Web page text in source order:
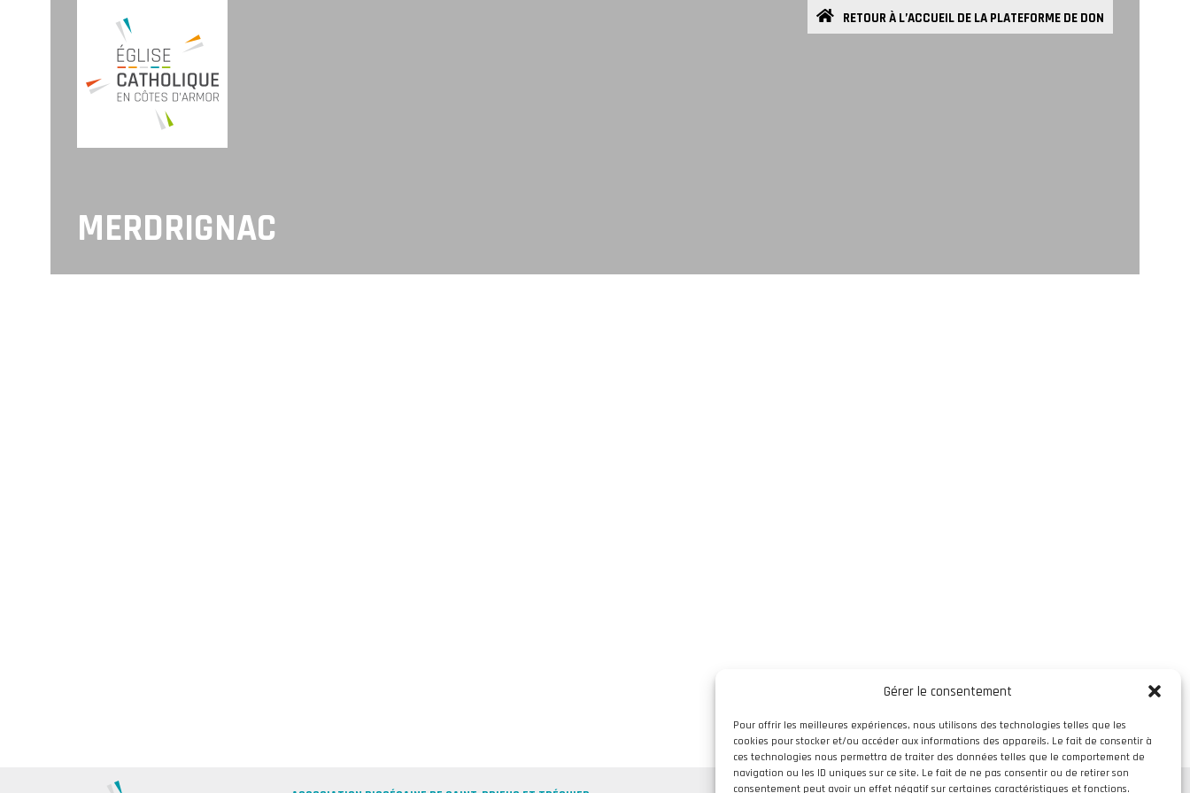
Gérer le consentement
Pour offrir les meilleures expériences, nous utilisons des technologies telles que les
cookies pour stocker et/ou accéder aux informations des appareils. Le fait de consentir à
ces technologies nous permettra de traiter des données telles que le comportement de
navigation ou les ID uniques sur ce site. Le fait de ne pas consentir ou de retirer son
consentement peut avoir un effet négatif sur certaines caractéristiques et fonctions.
RETOUR À L’ACCUEIL DE LA PLATEFORME DE DON
MERDRIGNAC